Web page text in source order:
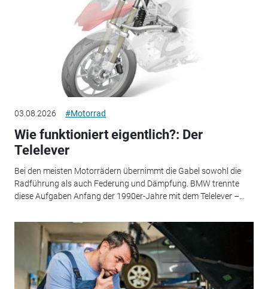
03.08.2026 #Motorrad
Wie funktioniert eigentlich?: Der
Telelever
Bei den meisten Motorrädern übernimmt die Gabel sowohl die
Radführung als auch Federung und Dämpfung. BMW trennte
diese Aufgaben Anfang der 1990er-Jahre mit dem Telelever –...